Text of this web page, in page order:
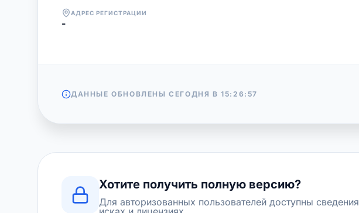
АДРЕС РЕГИСТРАЦИИ
-
ДАННЫЕ ОБНОВЛЕНЫ СЕГОДНЯ В15:26:57
Хотите получить полную версию?
Для авторизованных пользователей доступны